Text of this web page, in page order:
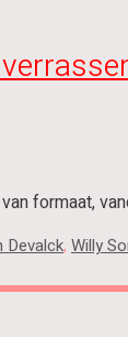
formaat,
Devalck, Willy